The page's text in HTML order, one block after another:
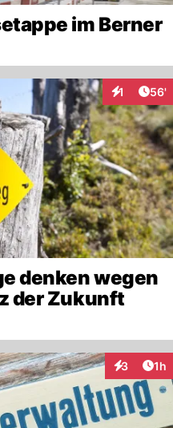
im Berner
1 56'
denken wegen
der Zukunft
3 1h